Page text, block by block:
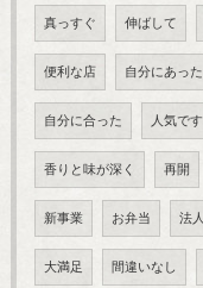
真っすぐ 伸ばして
便利な店 自分にあった
自分に合った 人気です
香りと味が深く 再開
新事業 お弁当 法
大満足 間違いなし